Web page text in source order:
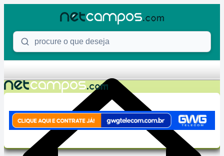
Procure o que deseja